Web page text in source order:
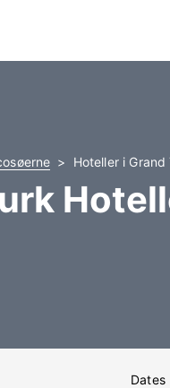
Hoteller i Grand
Dates